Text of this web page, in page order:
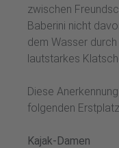
zwischen
Baberini nicht
dem Wasser
lautstarkes
Diese
folgenden
Kajak-Damen